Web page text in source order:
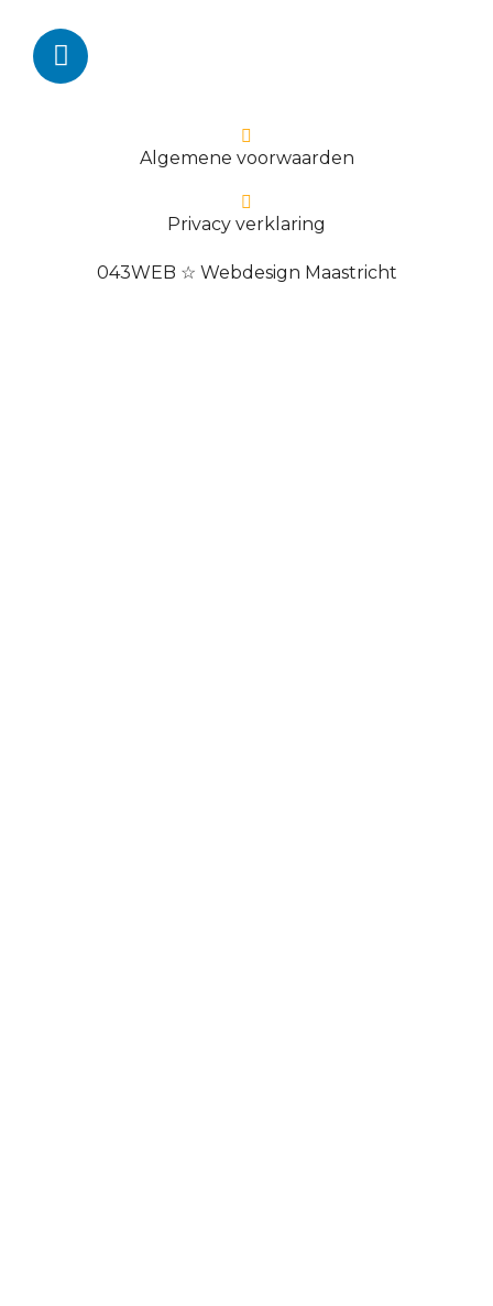
Algemene voorwaarden
Privacy verklaring
043WEB ☆ Webdesign Maastricht